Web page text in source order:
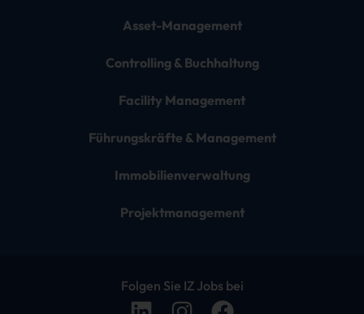
Asset-Management
Controlling & Buchhaltung
Facility Management
Führungskräfte & Management
Immobilienverwaltung
Projektmanagement
Folgen Sie IZ Jobs bei